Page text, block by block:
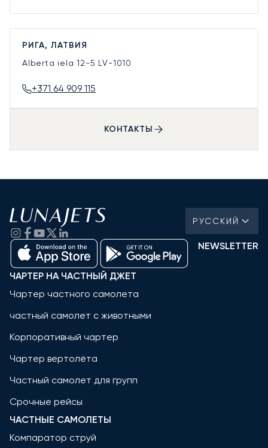
РИГА, ЛАТВИЯ
Alberta iela 12-5 LV-1010
+371 64 909 115
КОНТАКТЫ
РУССКИЙ
NEWSLETTER
ЧАРТЕР НА ЧАСТНЫЙ ДЖЕТ
Чартер частного самолета
частный самолет с животными
Корпоративный чартер
Чартер вертолёта
Частный самолет для групп
Срочные рейсы
ЧАСТНЫЕ САМОЛЕТЫ
Компаратор струй